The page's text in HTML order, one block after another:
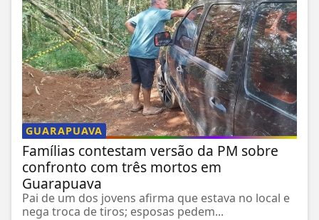
GUARAPUAVA
Famílias contestam versão da PM sobre
confronto com três mortos em
Guarapuava
Pai de um dos jovens afirma que estava no local e
nega troca de tiros; esposas pedem...